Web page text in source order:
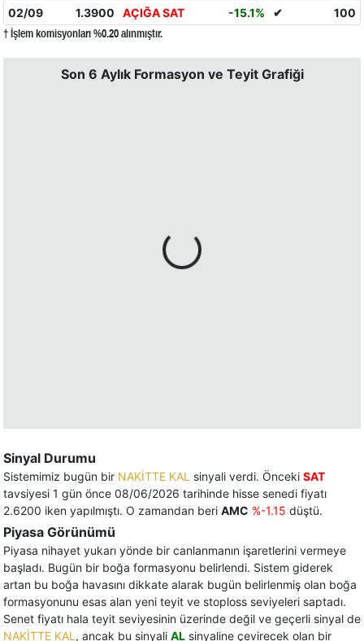
02/09
1.3900 AÇIĞA SAT -15.1% ✔ 100
† İşlem komisyonları %0.20 alınmıştır.
Son 6 Aylık Formasyon ve Teyit Grafiği
Sinyal Durumu
Sistemimiz bugün bir NAKİTTE KAL sinyali verdi. Önceki SAT
tavsiyesi 1 gün önce 08/06/2026 tarihinde hisse senedi fiyatı
2.6200 iken yapılmıştı. O zamandan beri AMC %-1.15 düştü.
Piyasa Görünümü
Piyasa nihayet yukarı yönde bir canlanmanın işaretlerini vermeye
başladı. Bugün bir boğa formasyonu belirlendi. Sistem giderek
artan bu boğa havasını dikkate alarak bugün belirlenmiş olan boğa
formasyonunu esas alan yeni teyit ve stoploss seviyeleri saptadı.
Senet fiyatı hala teyit seviyesinin üzerinde değil ve geçerli sinyal de
NAKİTTE KAL , ancak bu sinyali AL sinyaline çevirecek olan bir